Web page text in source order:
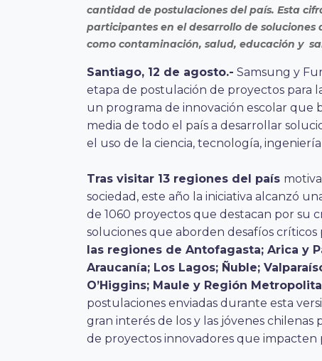
cantidad de postulaciones del país. Esta
participantes en el desarrollo de
como contaminación, salud, educación y
Santiago, 12 de agosto.- Samsung y
etapa de postulación de proyectos para
un programa de innovación escolar que
media de todo el país a desarrollar
el uso de la ciencia, tecnología,
Tras visitar 13 regiones del país
sociedad, este año la iniciativa alcanzó
de 1060 proyectos que destacan por su
soluciones que aborden desafíos críticos
las regiones de Antofagasta; Arica y
Araucanía; Los Lagos; Ñuble;
O’Higgins; Maule y Región
postulaciones enviadas durante esta
gran interés de los y las jóvenes
de proyectos innovadores que impacten